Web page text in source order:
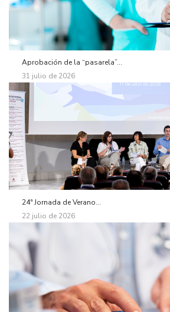
Aprobación de la “pasarela”...
31 julio de 2026
24ª Jornada de Verano...
22 julio de 2026